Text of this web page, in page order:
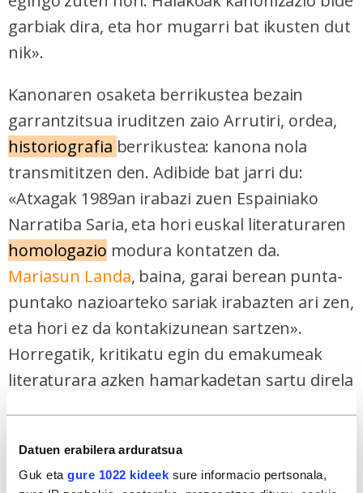
Datuen erabilera arduratsua
Guk eta gure 1022 kideek sure informacio pertsonala,
garbiak dira, eta hor mugarri bat ikusten dut
nik».
Kanonaren osaketa berrikustea bezain
garrantzitsua iruditzen zaio Arrutiri, ordea,
historiografia berrikustea: kanona nola
transmititzen den. Adibide bat jarri du:
«Atxagak 1989an irabazi zuen Espainiako
Narratiba Saria, eta hori euskal literaturaren
homologazio modura kontatzen da.
Mariasun Landa, baina, garai berean punta-
puntako nazioarteko sariak irabazten ari zen,
eta hori ez da kontakizunean sartzen».
Horregatik, kritikatu egin du emakumeak
literaturara azken hamarkadetan sartu direla
zuen [Frankenstein,1818an]
editorea emakume bat izan zen,Virginia